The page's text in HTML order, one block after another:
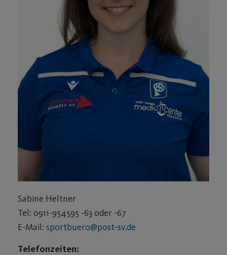
Sabine Heltner
Tel: 0911-954595 -63 oder -67
E-Mail: sportbuero@post-sv.de
Telefonzeiten: